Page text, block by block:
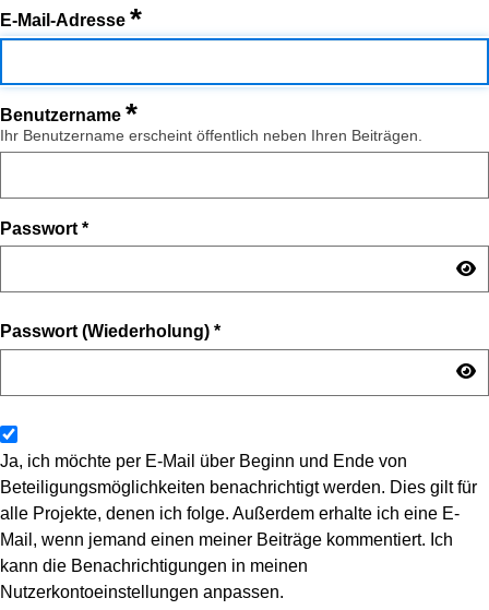
E-Mail-Adresse *
Benutzername *
Ihr Benutzername erscheint öffentlich neben Ihren Beiträgen.
Passwort *
Passwort (Wiederholung) *
Ja, ich möchte per E-Mail über Beginn und Ende von
Beteiligungsmöglichkeiten benachrichtigt werden. Dies gilt für
alle Projekte, denen ich folge. Außerdem erhalte ich eine E-
Mail, wenn jemand einen meiner Beiträge kommentiert. Ich
kann die Benachrichtigungen in meinen
Nutzerkontoeinstellungen anpassen.